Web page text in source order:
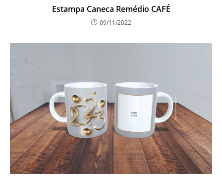
Estampa Caneca Remédio CAFÉ
09/11/2022